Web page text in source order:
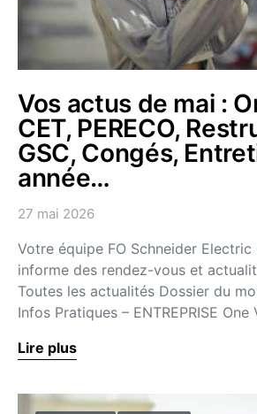
Vos actus de mai :
CET, PERECO,
GSC, Congés,
année…
27 mai 2026
Votre équipe FO Schneider
informe des rendez-vous et
Toutes les actualités Dossier du
Infos Pratiques – ENTREPRISE
Lire plus